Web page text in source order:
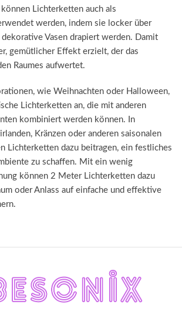
Lichterketten auch als
werden, indem sie locker über
dekorative Vasen drapiert werden. Damit
gemütlicher Effekt erzielt, der das
Raumes aufwertet.
wie Weihnachten oder Halloween,
Lichterketten an, die mit anderen
kombiniert werden können. In
Kränzen oder anderen saisonalen
Lichterketten dazu beitragen, ein festliches
zu schaffen. Mit ein wenig
können 2 Meter Lichterketten dazu
oder Anlass auf einfache und effektive